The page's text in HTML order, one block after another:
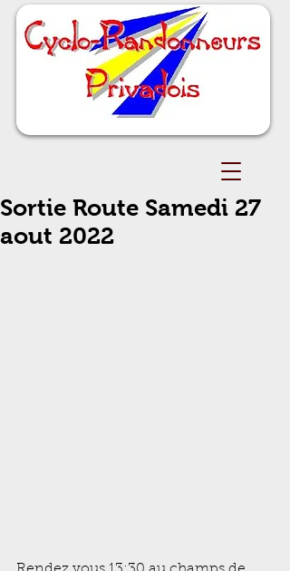
Sortie Route Samedi 27
aout 2022